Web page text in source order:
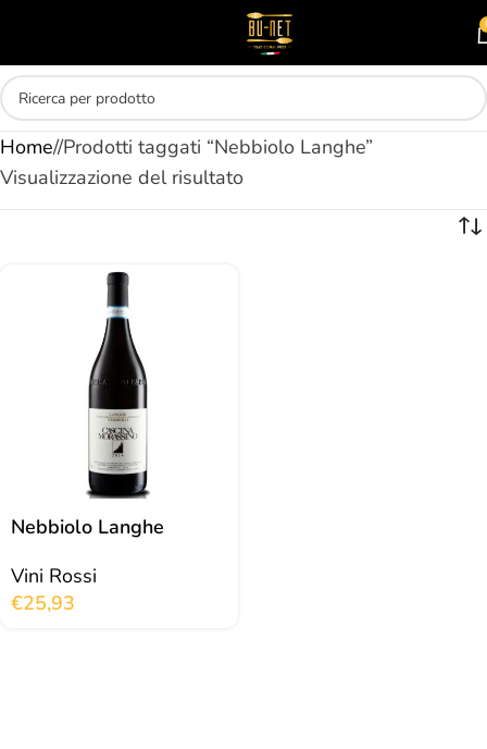
Home/ Prodotti taggati “Nebbiolo Langhe”
Visualizzazione del risultato
Nebbiolo Langhe
Vini Rossi
€25,93